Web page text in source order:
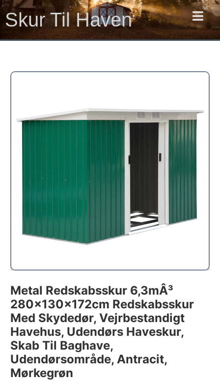
Gå
indholdet
Skur Til Haven
Metal Redskabsskur 6,3mÂ³
280x130x172cm Redskabsskur
Med Skydedør, Vejrbestandigt
Havehus, Udendørs Haveskur,
Skab Til Baghave,
Udendørsområde, Antracit,
Mørkegrøn